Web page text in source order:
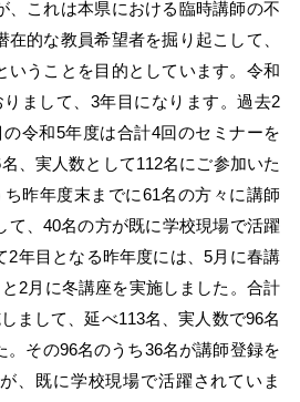
、これは本県における臨時講師の不
在的な教員希望者を掘り起こして、
いうことを目的としています。令和
まして、3年目になります。過去2
令和5年度は合計4回のセミナーを
、実人数として112名にご参加いた
昨年度末までに61名の方々に講師
て、40名の方が既に学校現場で活躍
2年目となる昨年度には、5月に春講
2月に冬講座を実施しました。合計
まして、延べ113名、実人数で96名
。その96名のうち36名が講師登録を
、既に学校現場で活躍されていま